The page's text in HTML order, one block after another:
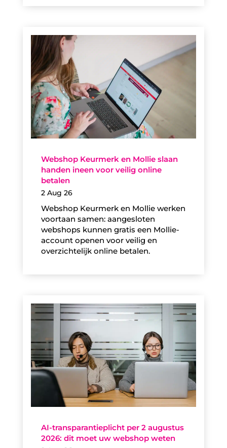
Webshop Keurmerk en Mollie slaan
handen ineen voor veilig online
betalen
2 Aug 26
Webshop Keurmerk en Mollie werken
voortaan samen: aangesloten
webshops kunnen gratis een Mollie-
account openen voor veilig en
overzichtelijk online betalen.
AI-transparantieplicht per 2 augustus
2026: dit moet uw webshop weten